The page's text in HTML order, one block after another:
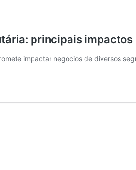
principais
impactar negócios de diversos